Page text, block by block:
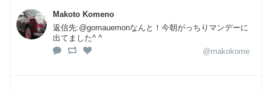
Makoto Komeno
返信先:@gomauemonなんと！今朝がっちりマンデーに
出てました^ ^
@makokome